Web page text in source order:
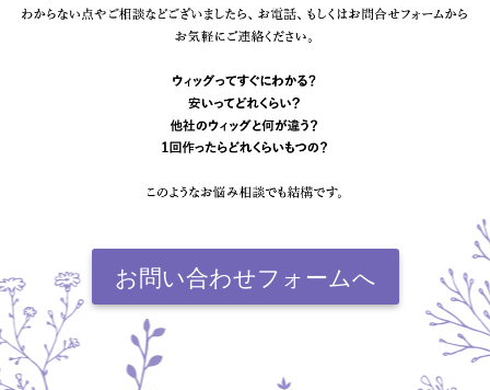
お問い合わせフォームへ